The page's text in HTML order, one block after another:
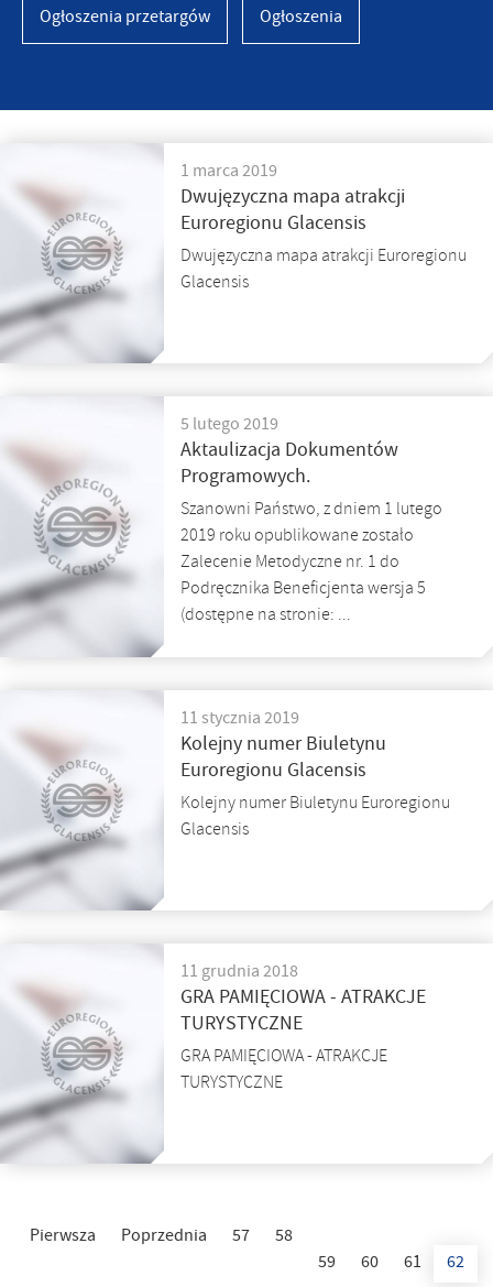
Ogłoszenia przetargów Ogłoszenia
1 marca 2019
Dwujęzyczna mapa atrakcji
Euroregionu Glacensis
Dwujęzyczna mapa atrakcji Euroregionu
Glacensis
5 lutego 2019
Aktaulizacja Dokumentów
Programowych.
Szanowni Państwo, z dniem 1 lutego
2019 roku opublikowane zostało
Zalecenie Metodyczne nr. 1 do
Podręcznika Beneficjenta wersja 5
(dostępne na stronie: ...
11 stycznia 2019
Kolejny numer Biuletynu
Euroregionu Glacensis
Kolejny numer Biuletynu Euroregionu
Glacensis
11 grudnia 2018
GRA PAMIĘCIOWA - ATRAKCJE
TURYSTYCZNE
GRA PAMIĘCIOWA - ATRAKCJE
TURYSTYCZNE
Pierwsza Poprzednia 57
58
59
60 61 62